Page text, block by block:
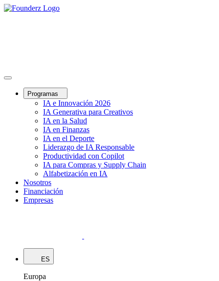
Programas
IA e Innovación 2026
IA Generativa para Creativos
IA en la Salud
IA en Finanzas
IA en el Deporte
Liderazgo de IA Responsable
Productividad con Copilot
IA para Compras y Supply Chain
Alfabetización en IA
Nosotros
Financiación
Empresas
ES
Europa